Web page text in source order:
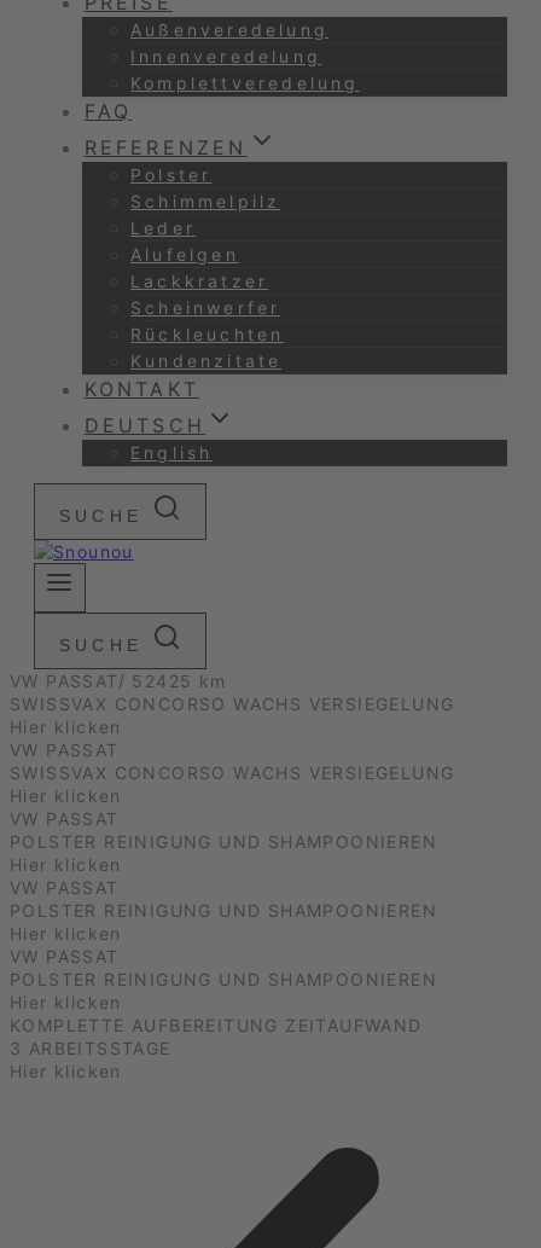
Außenveredelung
Innenveredelung
Komplettveredelung
FAQ
REFERENZEN
Polster
Schimmelpilz
Leder
Alufelgen
Lackkratzer
Scheinwerfer
Rückleuchten
Kundenzitate
KONTAKT
DEUTSCH
English
SUCHE
SUCHE
VW PASSAT/ 52425 km
SWISSVAX CONCORSO WACHS VERSIEGELUNG
Hier klicken
VW PASSAT
SWISSVAX CONCORSO WACHS VERSIEGELUNG
Hier klicken
VW PASSAT
POLSTER REINIGUNG UND SHAMPOONIEREN
Hier klicken
VW PASSAT
POLSTER REINIGUNG UND SHAMPOONIEREN
Hier klicken
VW PASSAT
POLSTER REINIGUNG UND SHAMPOONIEREN
Hier klicken
KOMPLETTE AUFBEREITUNG ZEITAUFWAND
3 ARBEITSSTAGE
Hier klicken